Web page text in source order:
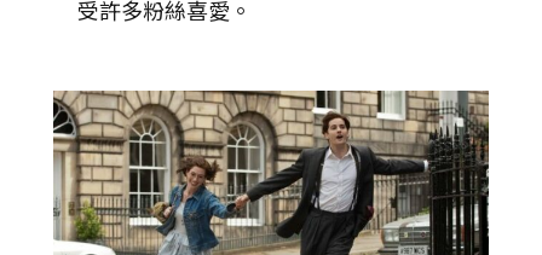
受許多粉絲喜愛。